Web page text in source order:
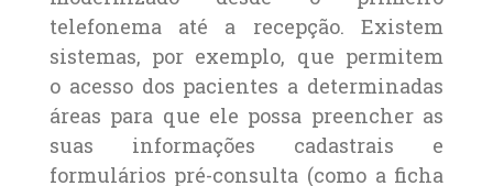
telefonema até a recepção. Existem
sistemas, por exemplo, que permitem
o acesso dos pacientes a determinadas
áreas para que ele possa preencher as
suas informações cadastrais e
formulários pré-consulta (como a ficha